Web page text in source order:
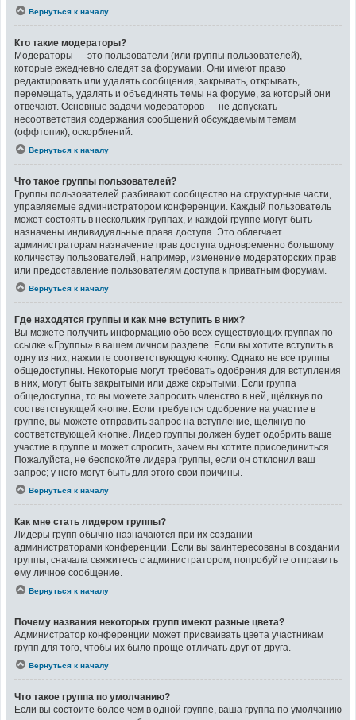
Вернуться к началу
Кто такие модераторы?
Модераторы — это пользователи (или группы пользователей),
которые ежедневно следят за форумами. Они имеют право
редактировать или удалять сообщения, закрывать, открывать,
перемещать, удалять и объединять темы на форуме, за который они
отвечают. Основные задачи модераторов — не допускать
несоответствия содержания сообщений обсуждаемым темам
(оффтопик), оскорблений.
Вернуться к началу
Что такое группы пользователей?
Группы пользователей разбивают сообщество на структурные части,
управляемые администратором конференции. Каждый пользователь
может состоять в нескольких группах, и каждой группе могут быть
назначены индивидуальные права доступа. Это облегчает
администраторам назначение прав доступа одновременно большому
количеству пользователей, например, изменение модераторских прав
или предоставление пользователям доступа к приватным форумам.
Вернуться к началу
Где находятся группы и как мне вступить в них?
Вы можете получить информацию обо всех существующих группах по
ссылке «Группы» в вашем личном разделе. Если вы хотите вступить в
одну из них, нажмите соответствующую кнопку. Однако не все группы
общедоступны. Некоторые могут требовать одобрения для вступления
в них, могут быть закрытыми или даже скрытыми. Если группа
общедоступна, то вы можете запросить членство в ней, щёлкнув по
соответствующей кнопке. Если требуется одобрение на участие в
группе, вы можете отправить запрос на вступление, щёлкнув по
соответствующей кнопке. Лидер группы должен будет одобрить ваше
участие в группе и может спросить, зачем вы хотите присоединиться.
Пожалуйста, не беспокойте лидера группы, если он отклонил ваш
запрос; у него могут быть для этого свои причины.
Вернуться к началу
Как мне стать лидером группы?
Лидеры групп обычно назначаются при их создании
администраторами конференции. Если вы заинтересованы в создании
группы, сначала свяжитесь с администратором; попробуйте отправить
ему личное сообщение.
Вернуться к началу
Почему названия некоторых групп имеют разные цвета?
Администратор конференции может присваивать цвета участникам
групп для того, чтобы их было проще отличать друг от друга.
Вернуться к началу
Что такое группа по умолчанию?
Если вы состоите более чем в одной группе, ваша группа по умолчанию